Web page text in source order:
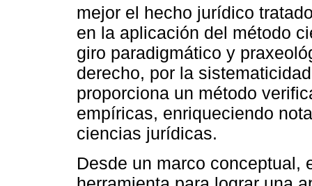
mejor el hecho jurídico
en la aplicación del método
giro paradigmático y
derecho, por la
proporciona un método
empíricas, enriqueciendo
ciencias jurídicas.
Desde un marco conceptual,